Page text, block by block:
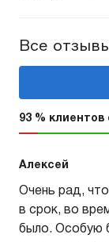
Все
93 %
Алексей
Очень рад,
в срок, во
было. Особую